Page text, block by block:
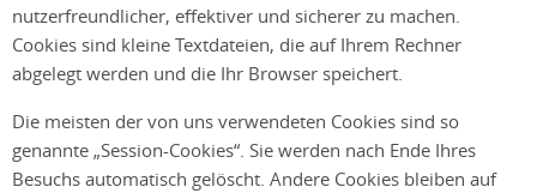
nutzerfreundlicher, effektiver und sicherer zu machen.
Cookies sind kleine Textdateien, die auf Ihrem Rechner
abgelegt werden und die Ihr Browser speichert.
Die meisten der von uns verwendeten Cookies sind so
genannte „Session-Cookies“. Sie werden nach Ende Ihres
Besuchs automatisch gelöscht. Andere Cookies bleiben auf